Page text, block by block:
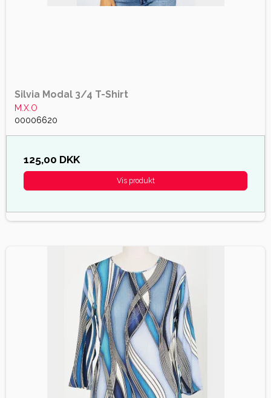
Silvia Modal 3/4 T-Shirt
M.X.O
00006620
125,00 DKK
Vis produkt